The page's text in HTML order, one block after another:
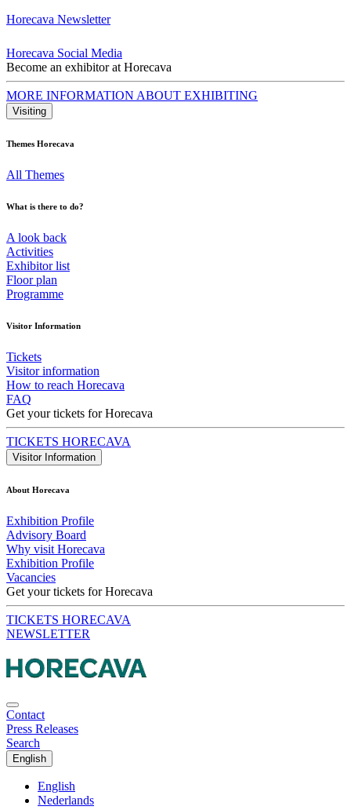
Horecava Newsletter
Horecava Social Media
Become an exhibitor at Horecava
MORE INFORMATION ABOUT EXHIBITING
Visiting
Themes Horecava
All Themes
What is there to do?
A look back
Activities
Exhibitor list
Floor plan
Programme
Visitor Information
Tickets
Visitor information
How to reach Horecava
FAQ
Get your tickets for Horecava
TICKETS HORECAVA
Visitor Information
About Horecava
Exhibition Profile
Advisory Board
Why visit Horecava
Exhibition Profile
Vacancies
Get your tickets for Horecava
TICKETS HORECAVA
NEWSLETTER
Contact
Press Releases
Search
English
English
Nederlands